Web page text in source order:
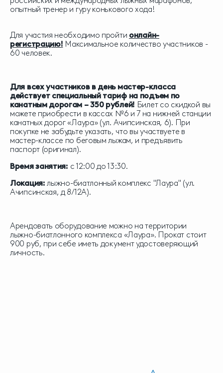
опытный тренер и гуру конькового хода!
Для участия необходимо пройти онлайн-
регистрацию! Максимальное количество участников -
60 человек.
Для всех участников в день мастер-класса
действует специальный тариф на подъем по
канатным дорогам – 350 рублей! Билет со скидкой вы
можете приобрести в кассах №6 и 7 на нижней станции
канатных дорог «Лаура» (ул. Ачипсинская, 6). При
покупке не забудьте указать, что вы участвуете в
мастер-классе по беговым лыжам, и предъявить
паспорт (оригинал).
Время занятия: с 12:00 до 13:30.
Локация:лыжно-биатлонный комплекс "Лаура" (ул.
Ачипсинская, д 8/12А).
Арендовать оборудование можно на территории
лыжно-биатлонного комплекса «Лаура». Прокат стоит
900 руб, при себе иметь документ удостоверяющий
личность.